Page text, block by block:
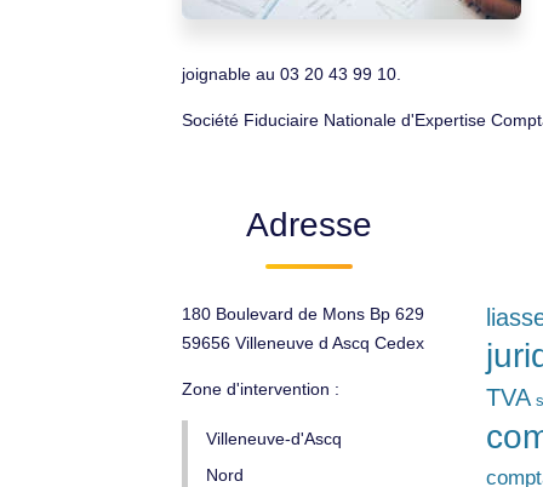
joignable au 03 20 43 99 10.
Société Fiduciaire Nationale d'Expertise
Adresse
180 Boulevard de Mons Bp 629
59656 Villeneuve d Ascq Cedex
Zone d'intervention :
Villeneuve-d'Ascq
Nord
TVA